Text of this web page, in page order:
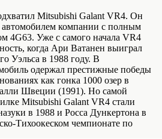
Mitsubishi Galant VR4. Он
компании с полным
4G63. Уже с самого начала VR4
когда Ари Ватанен выиграл
Уэльса в 1988 году. В
одержал престижные победы
как гонка 1000 озер в
Швеции (1991). Но самой
Mitsubishi Galant VR4 стали
в 1988 и Росса Дункертона в
Тихоокеском чемпионате по